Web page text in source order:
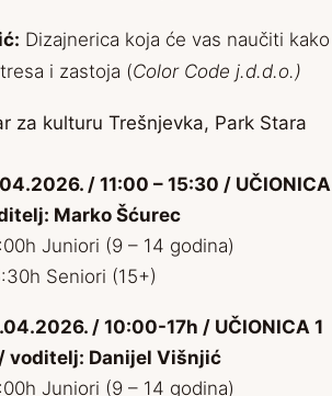
Dizajnerica koja će vas naučiti kako
i zastoja (Color Code j.d.d.o.)
za kulturu Trešnjevka, Park Stara
/ 11:00 – 15:30 / UČIONICA
Marko Šćurec
Juniori (9 – 14 godina)
Seniori (15+)
/ 10:00-17h / UČIONICA 1
voditelj: Danijel Višnjić
Juniori (9 – 14 godina)